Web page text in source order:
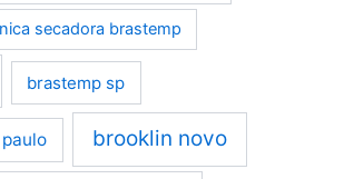
secadora brastemp
brastemp sp
brooklin novo